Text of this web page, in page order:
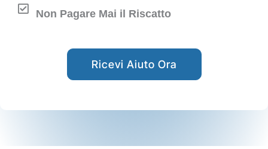
Non Pagare Mai il Riscatto
Ricevi Aiuto Ora